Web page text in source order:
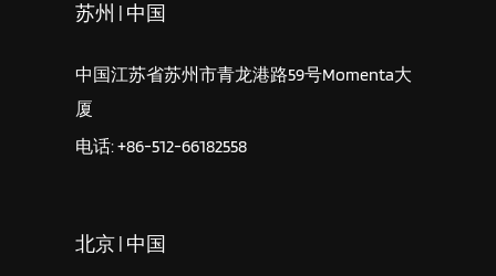
苏州 | 中国
中国江苏省苏州市青龙港路59号Momenta大
厦
电话: +86-512-66182558
北京 | 中国